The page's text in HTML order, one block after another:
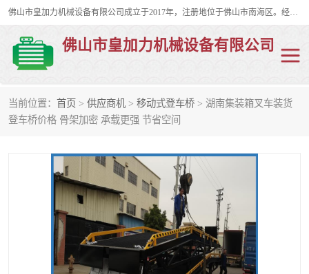
佛山市皇加力机械设备有限公司成立于2017年，注册地位于佛山市南海区。经营范围包括：其他机械设备及电子产品批发、电气设备批发、贸易代理、五金产品批发等；主要产品有：移动式登车桥、叉车装卸货平台、移动式升降机、升降货梯、油桶夹具、电动堆高车。
佛山市皇加力机械设备有限公司
当前位置： 首页 > 供应商机 > 移动式登车桥 > 湖南集装箱叉车装货
登车桥价格 骨架加密 承载更强 节省空间
移动式登车桥 分体式移动登车桥
步行式电动堆高车 移动登车台
叉车装卸货平台 电动搬运车
移动式升降平台 升降货梯
集装箱装柜平台 油桶夹具